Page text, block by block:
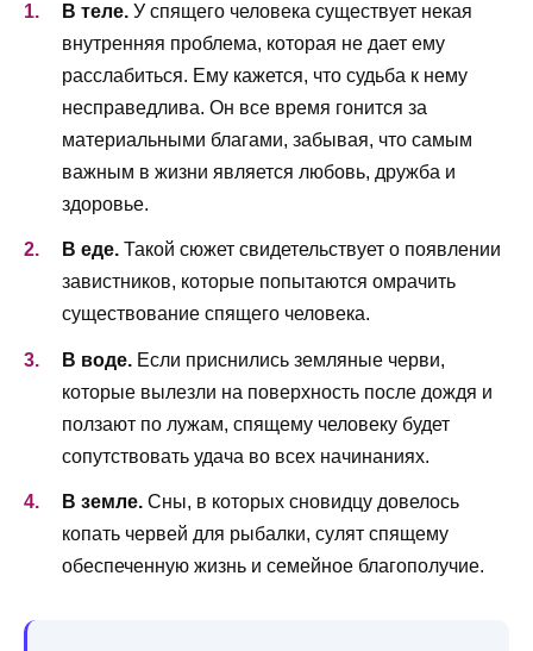
В теле. У спящего человека существует некая
внутренняя проблема, которая не дает ему
расслабиться. Ему кажется, что судьба к нему
несправедлива. Он все время гонится за
материальными благами, забывая, что самым
важным в жизни является любовь, дружба и
здоровье.
В еде. Такой сюжет свидетельствует о появлении
завистников, которые попытаются омрачить
существование спящего человека.
В воде. Если приснились земляные черви,
которые вылезли на поверхность после дождя и
ползают по лужам, спящему человеку будет
сопутствовать удача во всех начинаниях.
В земле. Сны, в которых сновидцу довелось
копать червей для рыбалки, сулят спящему
обеспеченную жизнь и семейное благополучие.